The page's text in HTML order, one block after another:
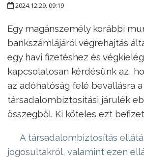
2024.12.29. 09:19
Egy magánszemély korábbi
bankszámlájáról végrehajtás
egy havi fizetéshez és
kapcsolatosan kérdésünk az,
az adóhatóság felé bevallásra a
társadalombiztosítási járulék
összegből. Ki köteles ezt
A társadalombiztosítás
jogosultakról, valamint ezen